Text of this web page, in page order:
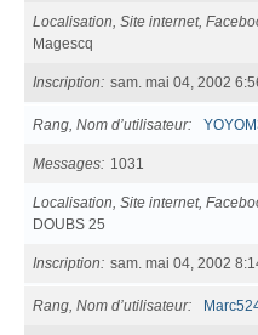
Localisation, Site internet,
Magescq
Inscription sam. mai 04, 2002
Rang, Nom d’utilisateur
Messages 1031
Localisation, Site internet,
DOUBS 25
Inscription sam. mai 04, 2002
Rang, Nom d’utilisateur